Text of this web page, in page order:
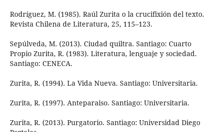
Rodríguez, M. (1985). Raúl Zurita o la crucifixión del texto.
Revista Chilena de Literatura, 25, 115–123.
Sepúlveda, M. (2013). Ciudad quiltra. Santiago: Cuarto
Propio Zurita, R. (1983). Literatura, lenguaje y sociedad.
Santiago: CENECA.
Zurita, R. (1994). La Vida Nueva. Santiago: Universitaria.
Zurita, R. (1997). Anteparaiso. Santiago: Universitaria.
Zurita, R. (2013). Purgatorio. Santiago: Universidad Diego